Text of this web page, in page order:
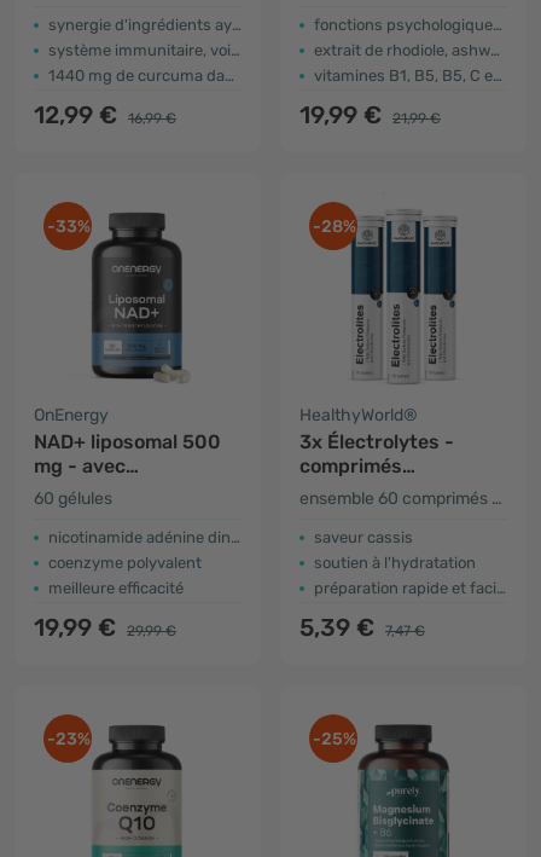
synergie d'ingrédients ayurvédiques
système immunitaire, voies respiratoires, système circulatoire
1440 mg de curcuma dans 2 gélules
12,99 € 16,99 €
fonctions psychologiques et cognitives
extrait de rhodiole, ashwagandha
vitamines B1, B5, B5, C et zinc
19,99 € 21,99 €
-33%
OnEnergy
NAD+ liposomal 500
mg - avec
triméthylglycine
60 gélules
nicotinamide adénine dinucléotide
coenzyme polyvalent
meilleure efficacité
19,99 € 29,99 €
-28%
HealthyWorld®
3x Électrolytes -
comprimés
effervescents
ensemble 60 comprimés effervescents
saveur cassis
soutien à l'hydratation
préparation rapide et facile
5,39 € 7,47 €
-23% -25%